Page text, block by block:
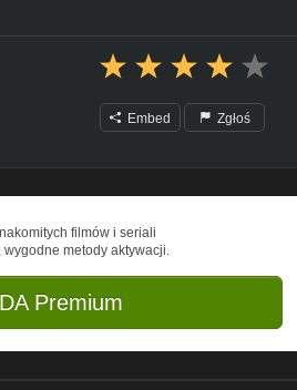
Embed Zgłoś
filmów i seriali
metody aktywacji.
Premium